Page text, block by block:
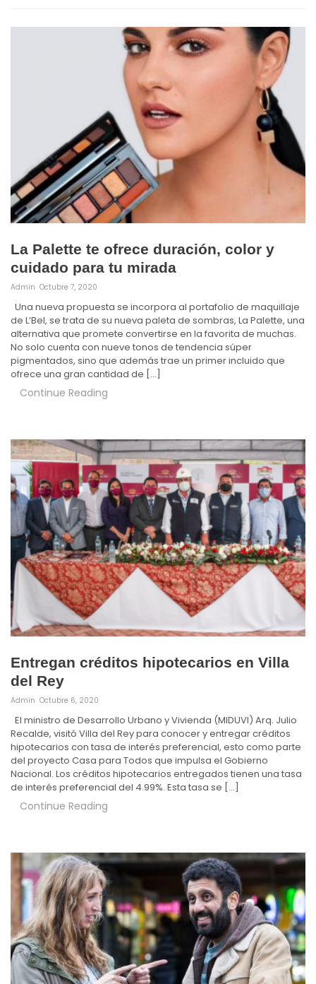
La Palette te ofrece duración, color y
cuidado para tu mirada
Admin Octubre 7, 2020
Una nueva propuesta se incorpora al portafolio de maquillaje
de L’Bel, se trata de su nueva paleta de sombras, La Palette, una
alternativa que promete convertirse en la favorita de muchas.
No solo cuenta con nueve tonos de tendencia súper
pigmentados, sino que además trae un primer incluido que
ofrece una gran cantidad de […]
Continue Reading
Entregan créditos hipotecarios en Villa
del Rey
Admin Octubre 6, 2020
El ministro de Desarrollo Urbano y Vivienda (MIDUVI) Arq. Julio
Recalde, visitó Villa del Rey para conocer y entregar créditos
hipotecarios con tasa de interés preferencial, esto como parte
del proyecto Casa para Todos que impulsa el Gobierno
Nacional. Los créditos hipotecarios entregados tienen una tasa
de interés preferencial del 4.99%. Esta tasa se […]
Continue Reading